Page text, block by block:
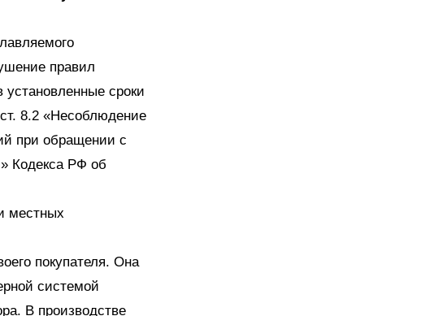
правил
сроки
8.2 «Несоблюдение
при обращении с
Кодекса РФ об
местных
покупателя. Она
системой
В производстве